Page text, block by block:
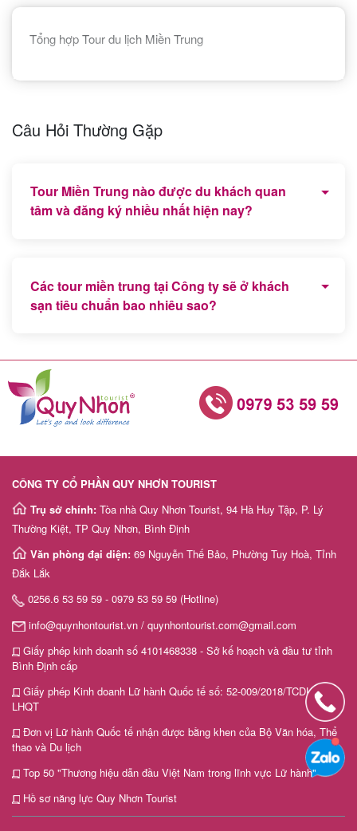
Tổng hợp Tour du lịch Miền Trung
Câu Hỏi Thường Gặp
Tour Miền Trung nào được du khách quan
tâm và đăng ký nhiều nhất hiện nay?
khách lựa chọn nhất hiện nay.
Các tour miền trung tại Công ty sẽ ở khách
sạn tiêu chuẩn bao nhiêu sao?
Tuy nhiên, Công ty sẽ linh động thay đổi nếu du
khách muốn nâng hoặc giảm hạng phòng khách sạn
tùy theo yêu cầu của Quý du khách.
CÔNG TY CỔ PHẦN QUY NHƠN TOURIST
Trụ sở chính: Tòa nhà Quy Nhơn Tourist, 94 Hà Huy Tập, P. Lý
Thường Kiệt, TP Quy Nhơn, Bình Định
Văn phòng đại diện: 69 Nguyễn Thế Bảo, Phường Tuy Hoà, Tỉnh
Đắk Lắk
0256.6 53 59 59 - 0979 53 59 59 (Hotline)
info@quynhontourist.vn / quynhontourist.com@gmail.com
Giấy phép kinh doanh số 4101468338 - Sở kế hoạch và đầu tư tỉnh
Bình Định cấp
Giấy phép Kinh doanh Lữ hành Quốc tế số: 52-009/2018/TCDL-GP
LHQT
Đơn vị Lữ hành Quốc tế nhận được bằng khen của Bộ Văn hóa, Thể
thao và Du lịch
Top 50 "Thương hiệu dẫn đầu Việt Nam trong lĩnh vực Lữ hành"
Hồ sơ năng lực Quy Nhơn Tourist